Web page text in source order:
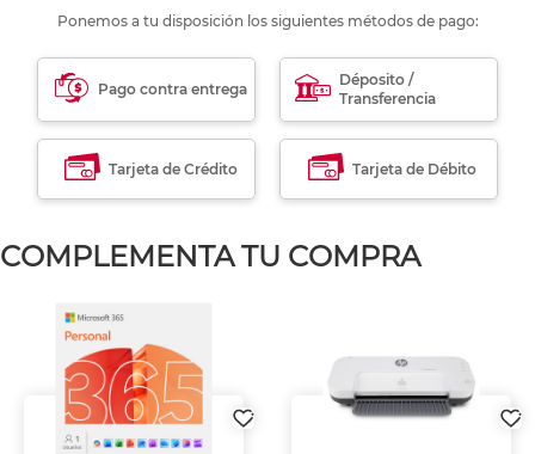
Ponemos a tu disposición los siguientes métodos de pago:
Pago contra entrega
Déposito /
Transferencia
Tarjeta de Crédito Tarjeta de Débito
COMPLEMENTA TU COMPRA